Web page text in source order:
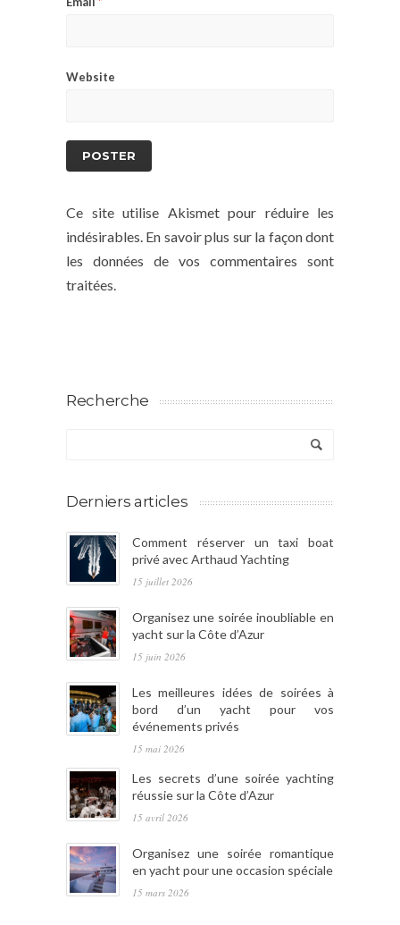
Website
Ce site utilise Akismet pour réduire les
indésirables. En savoir plus sur la façon dont
les données de vos commentaires sont
traitées.
Recherche
Derniers articles
Comment réserver un taxi boat
privé avec Arthaud Yachting
15 juillet 2026
Organisez une soirée inoubliable en
yacht sur la Côte d’Azur
15 juin 2026
Les meilleures idées de soirées à
bord d’un yacht pour vos
événements privés
15 mai 2026
Les secrets d’une soirée yachting
réussie sur la Côte d’Azur
15 avril 2026
Organisez une soirée romantique
en yacht pour une occasion spéciale
15 mars 2026